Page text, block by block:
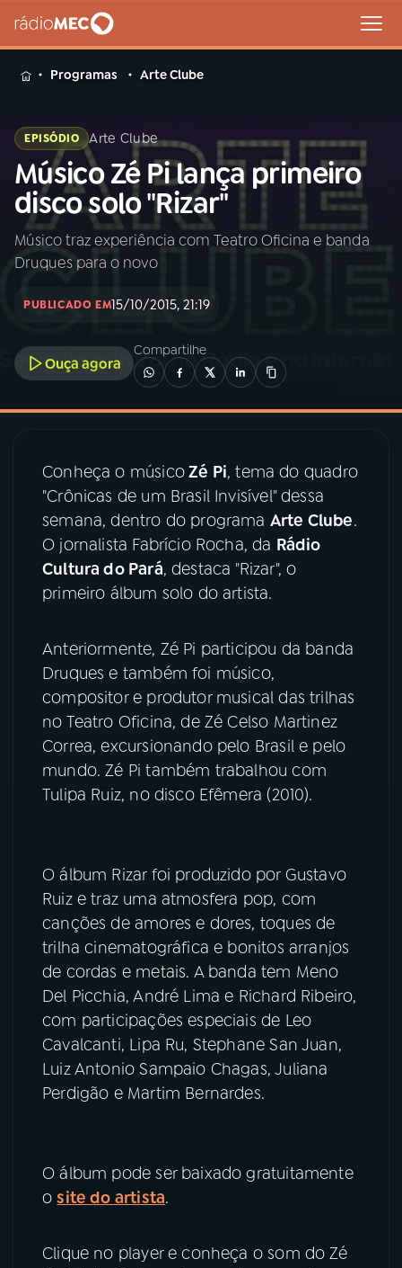
MENU
Buscar
na
Rádio
MEC
Buscar
Início
04PROGRAMAS
05PODCASTS
07 ÚLTIMAS
08PRÊMIO RÁDIO MEC
ACOMPANHE A RÁDIO MEC
Instagram
TikTok
Programas Arte Clube
EPISÓDIO Arte Clube
Músico Zé Pi lança primeiro
disco solo "Rizar"
Músico traz experiência com Teatro Oficina e banda
Druques para o novo
PUBLICADO EM15/10/2015, 21:19
Ouça agora
Compartilhe
Conheça o músicoZé Pi, tema do quadro
"Crônicas de um Brasil Invisível" dessa
semana, dentro do programa Arte Clube.
O jornalista Fabrício Rocha, da Rádio
Cultura do Pará, destaca "Rizar", o
primeiro álbum solo do artista.
Anteriormente, Zé Pi participou da banda
Druques e também foi músico,
compositor e produtor musical das trilhas
no Teatro Oficina, de Zé Celso Martinez
Correa, excursionando pelo Brasil e pelo
mundo. Zé Pi também trabalhou com
Tulipa Ruiz, no disco Efêmera (2010).
O álbum Rizar foi produzido por Gustavo
Ruiz e traz uma atmosfera pop, com
canções de amores e dores, toques de
trilha cinematográfica e bonitos arranjos
de cordas e metais. A banda tem Meno
Del Picchia, André Lima e Richard Ribeiro,
com participações especiais de Leo
Cavalcanti, Lipa Ru, Stephane San Juan,
Luiz Antonio Sampaio Chagas, Juliana
Perdigão e Martim Bernardes.
O álbum pode ser baixado gratuitamente
osite do artista.
Clique no player e conheça o som do Zé